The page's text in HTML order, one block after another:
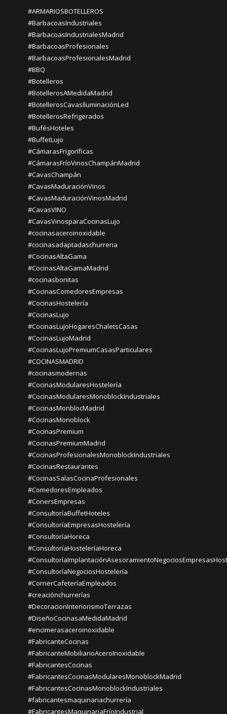
#ARMARIOSBOTELLEROS
#BarbacoasIndustriales
#BarbacoasIndustrialesMadrid
#BarbacoasProfesionales
#BarbacoasProfesionalesMadrid
#BBQ
#Botelleros
#BotellerosAMedidaMadrid
#BotellerosCavasIluminaciónLed
#BotellerosRefrigerados
#BufésHoteles
#BuffetLujo
#CámarasFrigoríficas
#CámarasFríoVinosChampánMadrid
#CavasChampán
#CavasMaduraciónVinos
#CavasMaduraciónVinosMadrid
#CavasVINO
#CavasVinosparaCocinasLujo
#cocinasaceroinoxidable
#cocinasadaptadaschurreria
#CocinasAltaGama
#CocinasAltaGamaMadrid
#cocinasbonitas
#CocinasComedoresEmpresas
#CocinasHostelería
#CocinasLujo
#CocinasLujoHogaresChaletsCasas
#CocinasLujoMadrid
#CocinasLujoPremiumCasasParticulares
#COCINASMADRID
#cocinasmodernas
#CocinasModularesHostelería
#CocinasModularesMonoblockIndustriales
#CocinasMonblocMadrid
#CocinasMonoblock
#CocinasPremium
#CocinasPremiumMadrid
#CocinasProfesionalesMonoblockIndustriales
#CocinasRestaurantes
#CocinasSalasCocinaProfesionales
#ComedoresEmpleados
#ConersEmpresas
#ConsultoríaBuffetHoteles
#ConsultoríaEmpresasHostelería
#ConsultoríaHoreca
#ConsultoríaHosteleríaHoreca
#ConsultoríaNegociosHostelería
#CornerCafeteríaEmpleados
#creaciónchurrerías
#DecoracionInteriorismoTerrazas
#DiseñoCocinasaMedidaMadrid
#encimerasaceroinoxidable
#FabricanteCocinas
#FabricanteMobiliarioAceroInoxidable
#FabricantesCocinas
#FabricantesCocinasModularesMonoblockMadrid
#FabricantesCocinasMonoblockIndustriales
#fabricantesmaquinariachurrería
#FabricantesMaquinariaFríoIndustrial